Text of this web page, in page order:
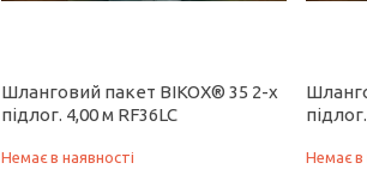
Шланговий пакет BIKOX® 35 2-x
підлог. 4,00 м RF36LC
Немає в наявності Немає в